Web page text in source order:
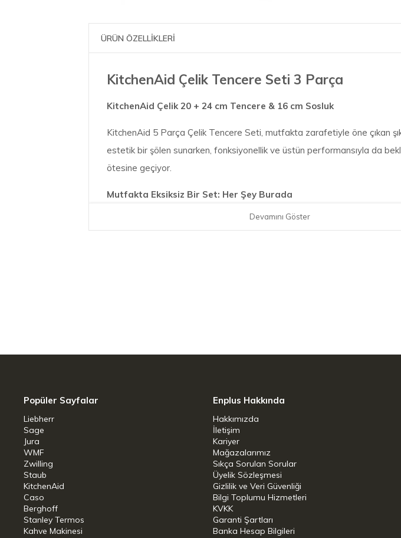
ÜRÜN ÖZELLİKLERİ
KitchenAid Çelik Tencere Seti 3 Parça
KitchenAid Çelik 20 + 24 cm Tencere & 16 cm Sosluk
KitchenAid 5 Parça Çelik Tencere Seti, mutfakta zarafetiyle öne çıkan
estetik bir şölen sunarken, fonksiyonellik ve üstün performansıyla da
ötesine geçiyor.
Mutfakta Eksiksiz Bir Set: Her Şey Burada
Soslarınız için ideal iki adet 16 cm/1.5 litrelik XL dökme ağızlı sos
Pratik Kullanım ve Kolay Temizlik
önlerken, eğimli kenarları dökme işlemini kolaylaştırır. Bu özellik, temizliği
Konfor ve Güvenlik: Rahatlıkla Kullanım
V şeklindeki paslanmaz çelik saplar, tutuş konforu sağlarken, tüm ocak
uyumlu olması ve 220°C'ye kadar fırın kullanımıyla da kullanımı son
Çeşitlilik ve Kolaylık: Her An Kullanım İmkanı
Devamını Göster
Popüler Sayfalar
Liebherr
Sage
Jura
WMF
Zwilling
Staub
KitchenAid
Caso
Berghoff
Stanley Termos
Kahve Makinesi
Enplus Hakkında
Hakkımızda
İletişim
Kariyer
Mağazalarımız
Sıkça Sorulan Sorular
Üyelik Sözleşmesi
Gizlilik ve Veri Güvenliği
Bilgi Toplumu Hizmetleri
KVKK
Garanti Şartları
Banka Hesap Bilgileri